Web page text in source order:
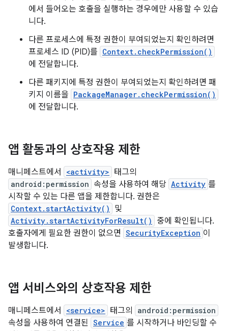
에서 들어오는 호출을 실행하는 경우에만 사용할 수 있습
니다.
다른 프로세스에 특정 권한이 부여되었는지 확인하려면
프로세스 ID (PID)를 Context.checkPermission()
에 전달합니다.
다른 패키지에 특정 권한이 부여되었는지 확인하려면 패
키지 이름을 PackageManager.checkPermission()
에 전달합니다.
앱 활동과의 상호작용 제한
매니페스트에서 <activity> 태그의
android:permission 속성을 사용하여 해당 Activity 를
시작할 수 있는 다른 앱을 제한합니다. 권한은
Context.startActivity() 및
Activity.startActivityForResult()
중에 확인됩니다.
호출자에게 필요한 권한이 없으면 SecurityException 이
발생합니다.
앱 서비스와의 상호작용 제한
매니페스트에서 <service> 태그의 android:permission
속성을 사용하여 연결된 Service 를 시작하거나 바인딩할 수